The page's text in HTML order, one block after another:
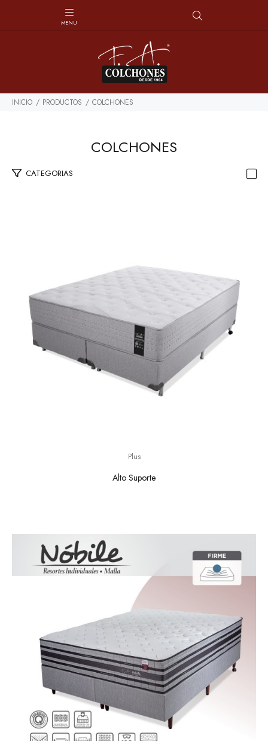
INICIO PRODUCTOS COLCHONES
COLCHONES
CATEGORIAS
Plus
Alto Suporte